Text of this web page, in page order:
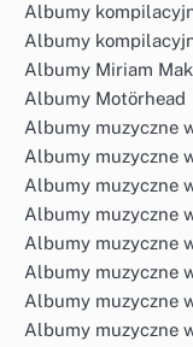
Albumy
Albumy
Albumy Miriam
Albumy Motörhead
Albumy muzyczne
Albumy muzyczne
Albumy muzyczne
Albumy muzyczne
Albumy muzyczne
Albumy muzyczne
Albumy muzyczne
Albumy muzyczne